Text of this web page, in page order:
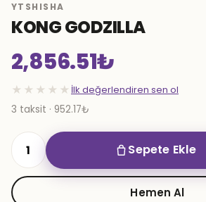
YTSHISHA
KONG GODZILLA
2,856.51₺
★★★★★ İlk değerlendiren sen ol
3 taksit · 952.17₺
KONG
GODZILLA
adet
Sepete Ekle
Hemen Al